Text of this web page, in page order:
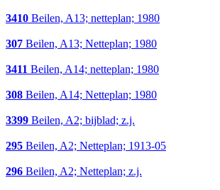
3410 Beilen, A13; netteplan; 1980
307 Beilen, A13; Netteplan; 1980
3411 Beilen, A14; netteplan; 1980
308 Beilen, A14; Netteplan; 1980
3399 Beilen, A2; bijblad; z.j.
295 Beilen, A2; Netteplan; 1913-05
296 Beilen, A2; Netteplan; z.j.